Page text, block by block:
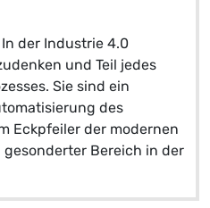
der Industrie 4.0
und Teil jedes
Sie sind ein
des
Eckpfeiler der modernen
gesonderter Bereich in der